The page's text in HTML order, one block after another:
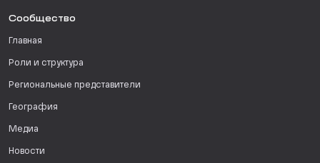
Сообщество
Главная
Роли и структура
Региональные представители
География
Медиа
Новости